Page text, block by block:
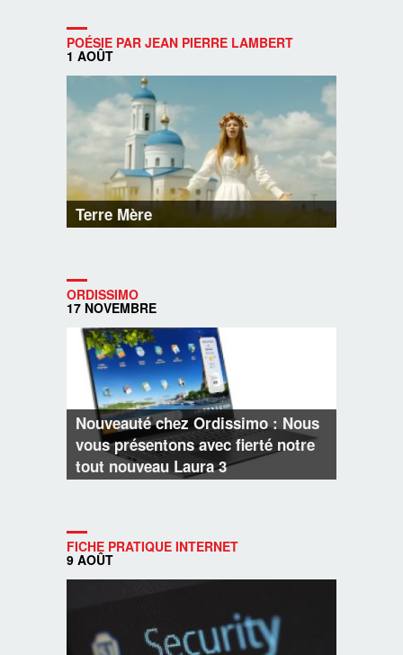
POÉSIE PAR JEAN PIERRE LAMBERT
1 AOÛT
Terre Mère
ORDISSIMO
17 NOVEMBRE
Nouveauté chez Ordissimo : Nous
vous présentons avec fierté notre
tout nouveau Laura 3
FICHE PRATIQUE INTERNET
9 AOÛT